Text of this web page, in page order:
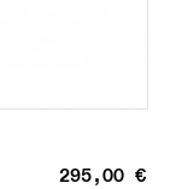
295,00 €